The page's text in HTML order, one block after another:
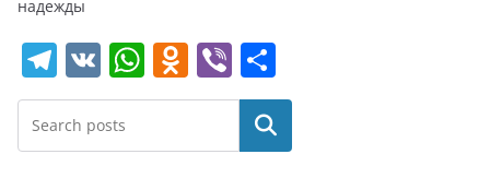
надежды
T
el
e
gr
V
K
W
h
s
O
d
o
Vi
b
er
т
п
р
Поиск